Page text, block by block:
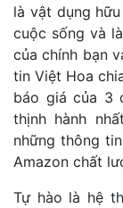
là vật dụng
cuộc sống và
của chính bạn
tin Việt Hoa
báo giá của 3
thịnh hành
những thông
Amazon chất
Tự hào là hệ